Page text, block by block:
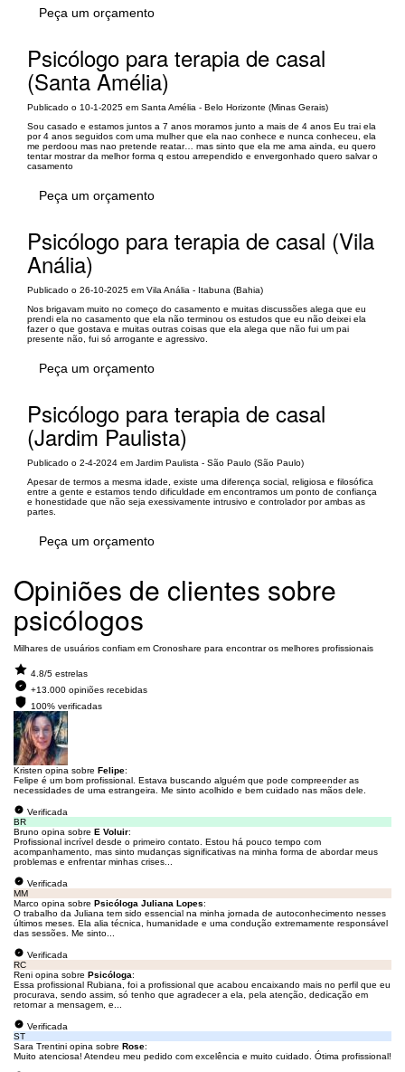
Peça um orçamento
Psicólogo para terapia de casal
(Santa Amélia)
Publicado o 10-1-2025 em Santa Amélia - Belo Horizonte (Minas Gerais)
Sou casado e estamos juntos a 7 anos moramos junto a mais de 4 anos Eu trai ela
por 4 anos seguidos com uma mulher que ela nao conhece e nunca conheceu, ela
me perdoou mas nao pretende reatar… mas sinto que ela me ama ainda, eu quero
tentar mostrar da melhor forma q estou arrependido e envergonhado quero salvar o
casamento
Peça um orçamento
Psicólogo para terapia de casal (Vila
Anália)
Publicado o 26-10-2025 em Vila Anália - Itabuna (Bahia)
Nos brigavam muito no começo do casamento e muitas discussões alega que eu
prendi ela no casamento que ela não terminou os estudos que eu não deixei ela
fazer o que gostava e muitas outras coisas que ela alega que não fui um pai
presente não, fui só arrogante e agressivo.
Peça um orçamento
Psicólogo para terapia de casal
(Jardim Paulista)
Publicado o 2-4-2024 em Jardim Paulista - São Paulo (São Paulo)
Apesar de termos a mesma idade, existe uma diferença social, religiosa e filosófica
entre a gente e estamos tendo dificuldade em encontramos um ponto de confiança
e honestidade que não seja exessivamente intrusivo e controlador por ambas as
partes.
Peça um orçamento
Opiniões de clientes sobre
psicólogos
Milhares de usuários confiam em Cronoshare para encontrar os melhores profissionais
4.8/5 estrelas
+13.000 opiniões recebidas
100% verificadas
Kristen opina sobre Felipe:
Felipe é um bom profissional. Estava buscando alguém que pode compreender as
necessidades de uma estrangeira. Me sinto acolhido e bem cuidado nas mãos dele.
Verificada
BR
Bruno opina sobre E Voluir:
Profissional incrível desde o primeiro contato. Estou há pouco tempo com
acompanhamento, mas sinto mudanças significativas na minha forma de abordar meus
problemas e enfrentar minhas crises...
Verificada
MM
Marco opina sobre Psicóloga Juliana Lopes:
O trabalho da Juliana tem sido essencial na minha jornada de autoconhecimento nesses
últimos meses. Ela alia técnica, humanidade e uma condução extremamente responsável
das sessões. Me sinto...
Verificada
RC
Reni opina sobre Psicóloga:
Essa profissional Rubiana, foi a profissional que acabou encaixando mais no perfil que eu
procurava, sendo assim, só tenho que agradecer a ela, pela atenção, dedicação em
retornar a mensagem, e...
Verificada
ST
Sara Trentini opina sobre Rose:
Muito atenciosa! Atendeu meu pedido com excelência e muito cuidado. Ótima profissional!